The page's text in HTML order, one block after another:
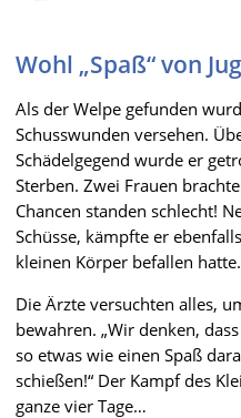
Wohl „Spaß“ von
Als der Welpe gefunden
Schusswunden versehen.
Schädelgegend wurde er
Sterben. Zwei Frauen
Chancen standen schlecht!
Schüsse, kämpfte er
kleinen Körper befallen hatte.
Die Ärzte versuchten alles,
bewahren. „Wir denken,
so etwas wie einen Spaß
schießen!“ Der Kampf des
ganze vier Tage…